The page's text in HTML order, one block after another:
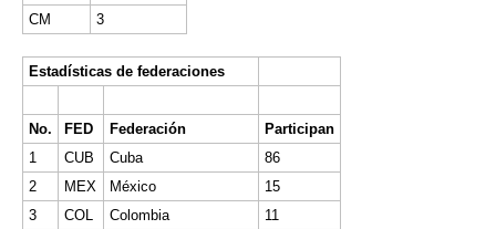
CM
3
Estadísticas de federaciones
No. FED Federación
Participan
1
CUB Cuba
86
2
MEX México
15
3
COL Colombia
11